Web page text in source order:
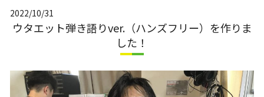
2022/10/31
ウタエット弾き語りver.（ハンズフリー）を作りま
した！